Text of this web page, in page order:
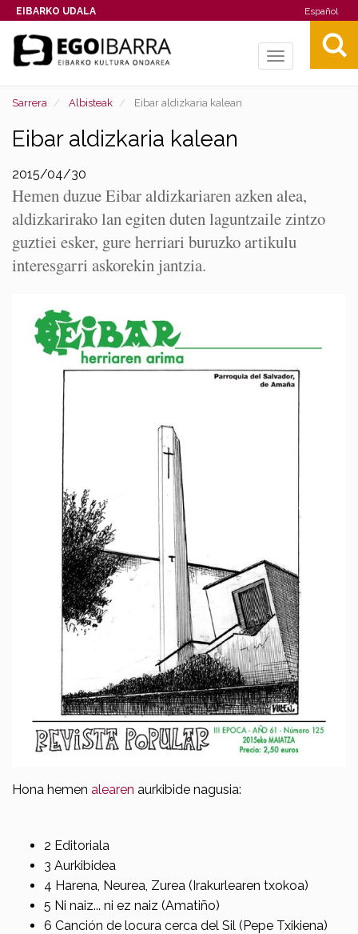
EIBARKO UDALA Español
Toggle
Sarrera Albisteak Eibar aldizkaria kalean
Eibar aldizkaria kalean
2015/04/30
Hemen duzue Eibar aldizkariaren azken alea,
aldizkarirako lan egiten duten laguntzaile zintzo
guztiei esker, gure herriari buruzko artikulu
interesgarri askorekin jantzia.
Hona hemen alearen aurkibide nagusia:
2 Editoriala
3 Aurkibidea
4 Harena, Neurea, Zurea (Irakurlearen txokoa)
5 Ni naiz... ni ez naiz (Amatiño)
6 Canción de locura cerca del Sil (Pepe Txikiena)